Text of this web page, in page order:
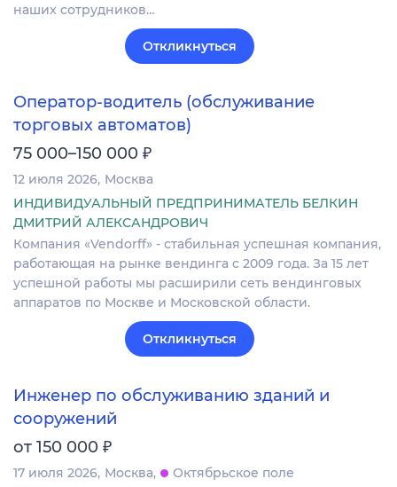
наших сотрудников…
Откликнуться
Оператор-водитель (обслуживание
торговых автоматов)
75 000–150 000 ₽
12 июля 2026 Москва
ИНДИВИДУАЛЬНЫЙ ПРЕДПРИНИМАТЕЛЬ БЕЛКИН
ДМИТРИЙ АЛЕКСАНДРОВИЧ
Компания «Vendorff» - стабильная успешная компания,
работающая на рынке вендинга с 2009 года. За 15 лет
успешной работы мы расширили сеть вендинговых
аппаратов по Москве и Московской области.
Откликнуться
Инженер по обслуживанию зданий и
сооружений
от 150 000 ₽
17 июля 2026 Москва
Октябрьское поле